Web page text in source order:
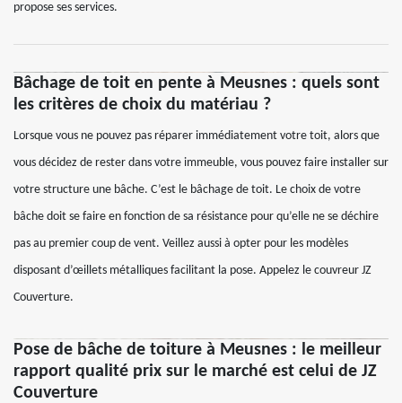
propose ses services.
Bâchage de toit en pente à Meusnes : quels sont
les critères de choix du matériau ?
Lorsque vous ne pouvez pas réparer immédiatement votre toit, alors que
vous décidez de rester dans votre immeuble, vous pouvez faire installer sur
votre structure une bâche. C’est le bâchage de toit. Le choix de votre
bâche doit se faire en fonction de sa résistance pour qu’elle ne se déchire
pas au premier coup de vent. Veillez aussi à opter pour les modèles
disposant d’œillets métalliques facilitant la pose. Appelez le couvreur JZ
Couverture.
Pose de bâche de toiture à Meusnes : le meilleur
rapport qualité prix sur le marché est celui de JZ
Couverture